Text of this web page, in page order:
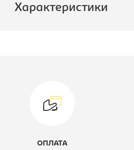
Характеристики
Вид стула:
ОПЛАТА